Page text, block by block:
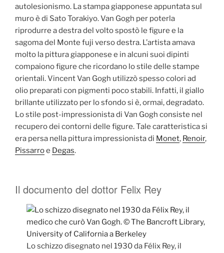
autolesionismo. La stampa giapponese appuntata sul
muro è di Sato Torakiyo. Van Gogh per poterla
riprodurre a destra del volto spostò le figure e la
sagoma del Monte fuji verso destra. L’artista amava
molto la pittura giapponese e in alcuni suoi dipinti
compaiono figure che ricordano lo stile delle stampe
orientali. Vincent Van Gogh utilizzò spesso colori ad
olio preparati con pigmenti poco stabili. Infatti, il giallo
brillante utilizzato per lo sfondo si è, ormai, degradato.
Lo stile post-impressionista di Van Gogh consiste nel
recupero dei contorni delle figure. Tale caratteristica si
era persa nella pittura impressionista di Monet, Renoir,
Pissarroe Degas.
Il documento del dottor Felix Rey
Lo schizzo disegnato nel 1930 da Félix Rey, il